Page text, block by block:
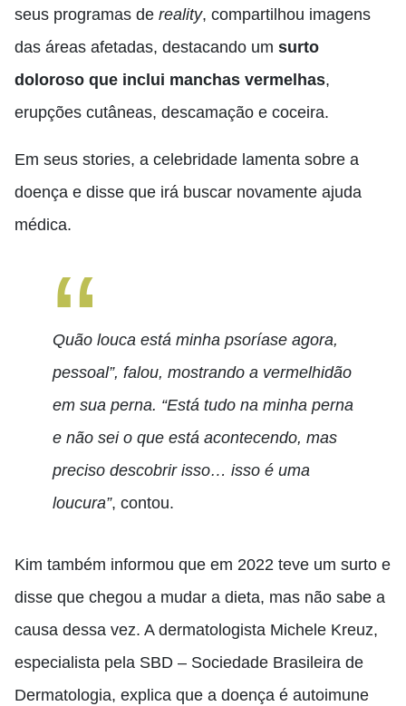
seus programas de reality, compartilhou imagens
das áreas afetadas, destacando um surto
doloroso que inclui manchas vermelhas,
erupções cutâneas, descamação e coceira.
Em seus stories, a celebridade lamenta sobre a
doença e disse que irá buscar novamente ajuda
médica.
Quão louca está minha psoríase agora,
pessoal”, falou, mostrando a vermelhidão
em sua perna. “Está tudo na minha perna
e não sei o que está acontecendo, mas
preciso descobrir isso… isso é uma
loucura”, contou.
Kim também informou que em 2022 teve um surto e
disse que chegou a mudar a dieta, mas não sabe a
causa dessa vez. A dermatologista Michele Kreuz,
especialista pela SBD – Sociedade Brasileira de
Dermatologia, explica que a doença é autoimune